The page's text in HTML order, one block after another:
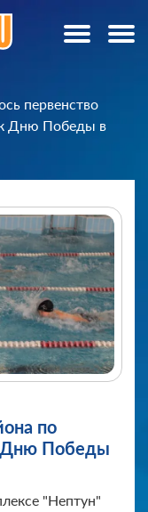
первенство
к Дню Победы в
по
Дню Победы
"Нептун"